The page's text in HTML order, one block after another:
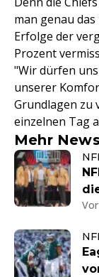
man genau
Erfolge der
Prozent
"Wir dürfen
unserer
Grundlagen zu
einzelnen Tag
Mehr News